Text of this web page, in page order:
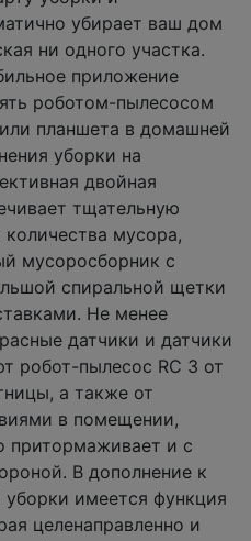
убирает ваш дом
ни одного участка.
приложение
роботом-пылесосом
планшета в домашней
уборки на
двойная
тщательную
мусора,
мусоросборник с
спиральной щетки
Не менее
датчики и датчики
робот-пылесос RC 3 от
а также от
в помещении,
притормаживает и с
В дополнение к
имеется функция
целенаправленно и